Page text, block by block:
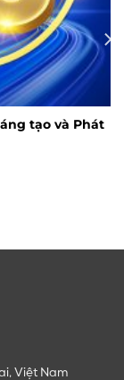
tạo và Phát
Việt Nam